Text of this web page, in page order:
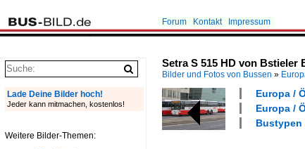
Forum Kontakt Impressum
Setra S 515 HD von
Bilder und Fotos von Bussen »
Europa /
Europa /
Bustypen
Lade Deine Bilder hoch!
Jeder kann mitmachen, kostenlos!
Weitere Bilder-Themen: